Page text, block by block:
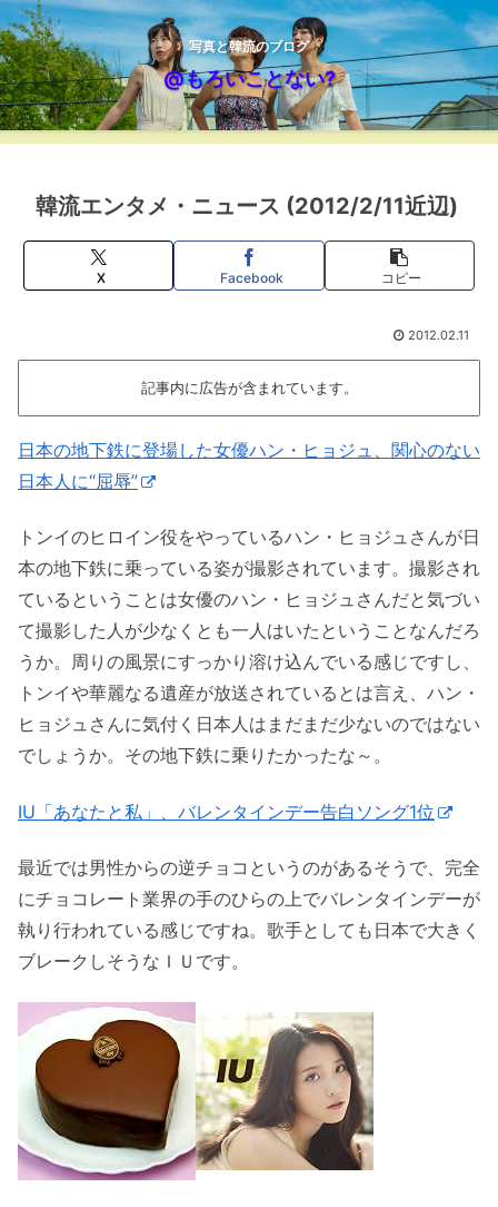
写真と韓流のブログ
@もろいことない?
韓流エンタメ・ニュース (2012/2/11近辺)
X Facebook コピー
2012.02.11
記事内に広告が含まれています。
日本の地下鉄に登場した女優ハン・ヒョジュ、関心のない
日本人に“屈辱”
トンイのヒロイン役をやっているハン・ヒョジュさんが日
本の地下鉄に乗っている姿が撮影されています。撮影され
ているということは女優のハン・ヒョジュさんだと気づい
て撮影した人が少なくとも一人はいたということなんだろ
うか。周りの風景にすっかり溶け込んでいる感じですし、
トンイや華麗なる遺産が放送されているとは言え、ハン・
ヒョジュさんに気付く日本人はまだまだ少ないのではない
でしょうか。その地下鉄に乗りたかったな～。
IU「あなたと私」、バレンタインデー告白ソング1位
最近では男性からの逆チョコというのがあるそうで、完全
にチョコレート業界の手のひらの上でバレンタインデーが
執り行われている感じですね。歌手としても日本で大きく
ブレークしそうなＩＵです。